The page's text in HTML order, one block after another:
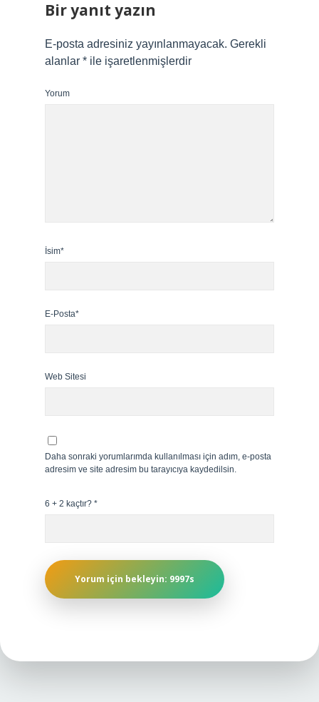
Bir yanıt yazın
E-posta adresiniz yayınlanmayacak. Gerekli
alanlar * ile işaretlenmişlerdir
Yorum
İsim*
E-Posta*
Web Sitesi
Daha sonraki yorumlarımda kullanılması için adım, e-posta
adresim ve site adresim bu tarayıcıya kaydedilsin.
6 + 2 kaçtır? *